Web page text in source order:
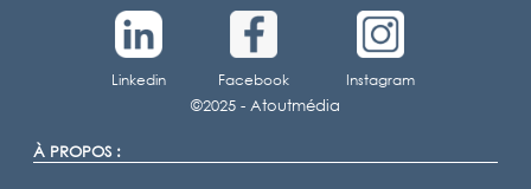
Linkedin Facebook
Instagram
©2025 - Atoutmédia
À PROPOS :